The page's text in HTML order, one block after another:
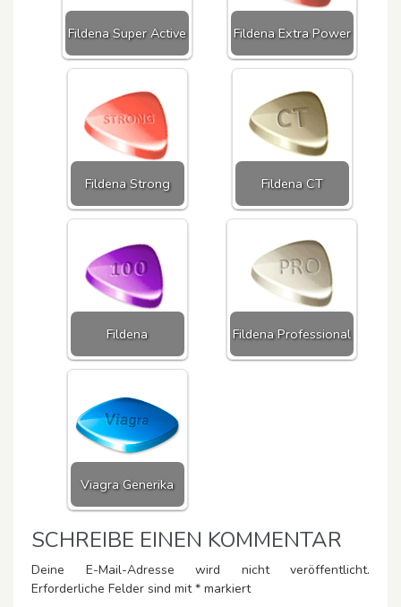
Fildena Super Active Fildena Extra Power
Fildena Strong Fildena CT
Fildena Fildena Professional
Viagra Generika
SCHREIBE EINEN KOMMENTAR
Deine E-Mail-Adresse wird nicht veröffentlicht.
Erforderliche Felder sind mit* markiert